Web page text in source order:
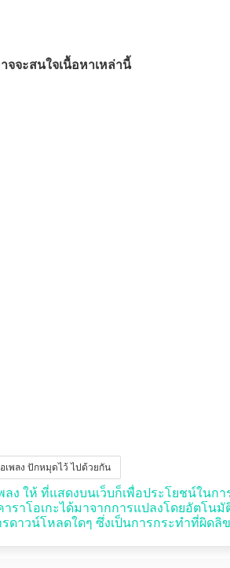
จจะสนใจเนื้อหาเหล่านี้
เพลง ปักหมุดไว้ ไปด้วยกัน
ลง ให้ ที่แสดงบนเว็บก็เพื่อประโยชน์ในก
าราโอเกะได้มาจากการแปลงโดยอัตโน
ดาวน์โหลดใดๆ ซึ่งเป็นการกระทำที่ผิดลิ